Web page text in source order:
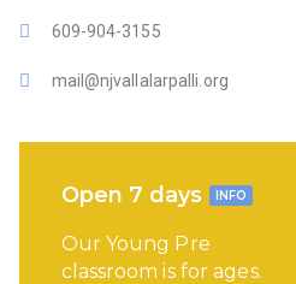
609-904-3155
mail@njvallalarpalli.org
Open 7 days INFO
Our Young Pre
classroom is for ages.